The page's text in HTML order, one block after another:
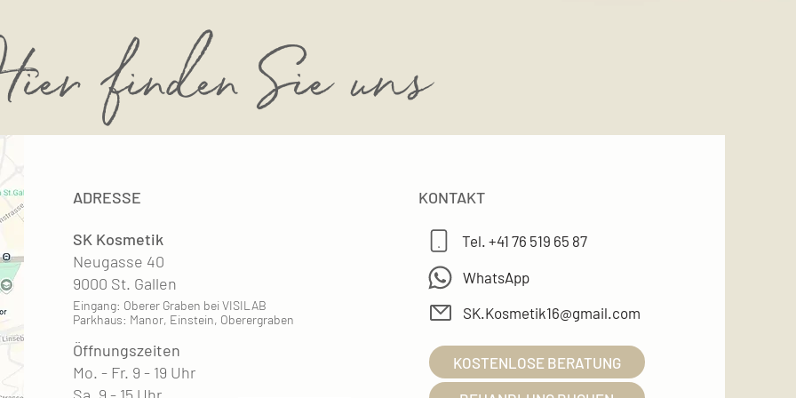
finden Sie uns
SK Kosmetik
Neugasse 40
9000 St. Gallen
Eingang: Oberer Graben bei VISILAB
Parkhaus: Manor, Einstein, Oberergraben
Öffnungszeiten
Mo. - Fr. 9 - 19 Uhr
KONTAKT
Tel. +41 76 519 65 87
WhatsApp
SK.Kosmetik16@gmail.com
KOSTENLOSE BERATUNG
ADRESSE